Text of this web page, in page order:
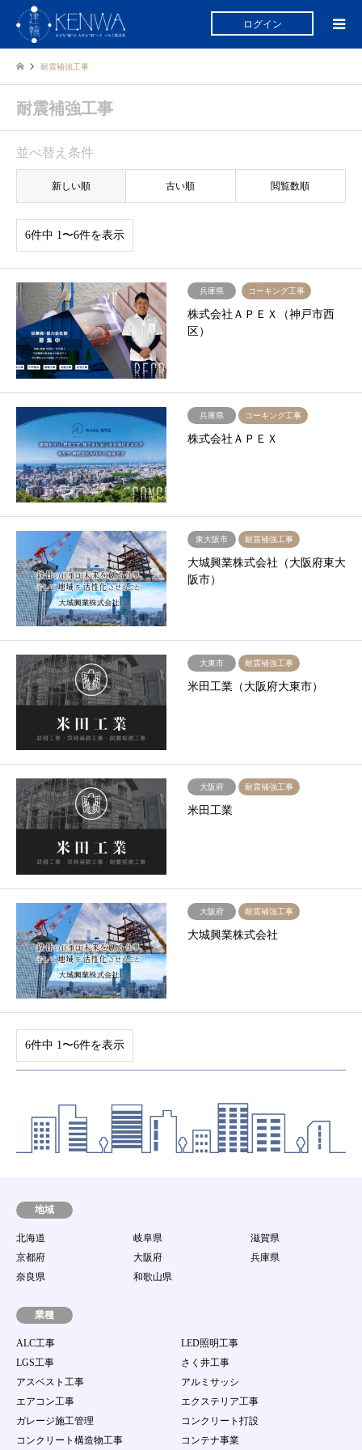
ログイン
耐震補強工事
耐震補強工事
並べ替え条件
新しい順 古い順 閲覧数順
6件中 1〜6件を表示
兵庫県 コーキング工事
株式会社ＡＰＥＸ（神戸市西
区）
兵庫県 コーキング工事
株式会社ＡＰＥＸ
東大阪市 耐震補強工事
大城興業株式会社（大阪府東大
阪市）
大東市 耐震補強工事
米田工業（大阪府大東市）
大阪府 耐震補強工事
米田工業
大阪府 耐震補強工事
大城興業株式会社
6件中 1〜6件を表示
地域
北海道 岐阜県
滋賀県
京都府
大阪府
兵庫県
奈良県
和歌山県
業種
ALC工事
LED照明工事
LGS工事
さく井工事
アスベスト工事
アルミサッシ
エアコン工事
エクステリア工事
ガレージ施工管理
コンクリート打設
コンクリート構造物工事
コンテナ事業